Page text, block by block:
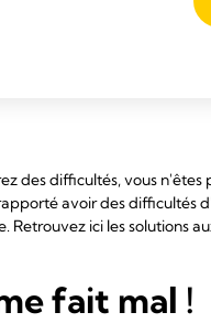
des difficultés, vous
avoir des difficultés
ici les solutions
fait mal !